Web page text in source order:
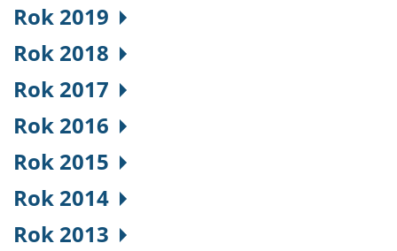
Rok 2019
Rok 2018
Rok 2017
Rok 2016
Rok 2015
Rok 2014
Rok 2013